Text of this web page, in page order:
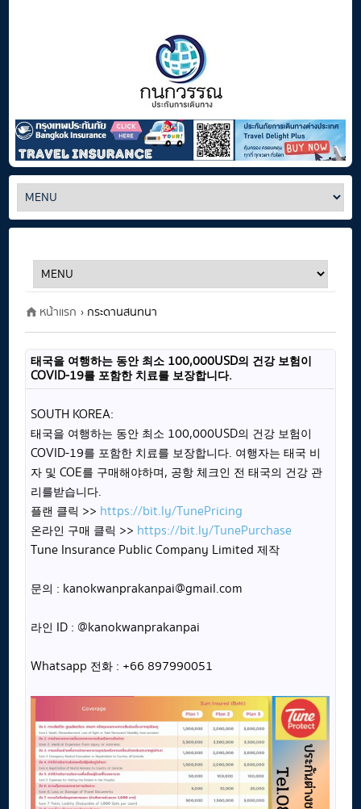
หน้าแรก › กระดานสนทนา
태국을 여행하는 동안 최소 100,000USD의 건강 보험이
COVID-19를 포함한 치료를 보장합니다.
SOUTH KOREA:
태국을 여행하는 동안 최소 100,000USD의 건강 보험이
COVID-19를 포함한 치료를 보장합니다. 여행자는 태국 비
자 및 COE를 구매해야하며, 공항 체크인 전 태국의 건강 관
리를받습니다.
플랜 클릭 >> https://bit.ly/TunePricing
온라인 구매 클릭 >> https://bit.ly/TunePurchase
Tune Insurance Public Company Limited 제작
문의 : kanokwanprakanpai@gmail.com
라인 ID : @kanokwanprakanpai
Whatsapp 전화 : +66 897990051